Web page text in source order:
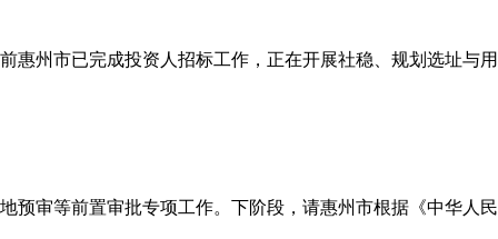
前惠州市已完成投资人招标工作，正在开展社稳、规划选址与用
地预审等前置审批专项工作。下阶段，请惠州市根据《中华人民